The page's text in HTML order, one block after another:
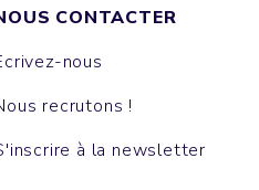
CONTACTER
nous
recrutons !
à la newsletter